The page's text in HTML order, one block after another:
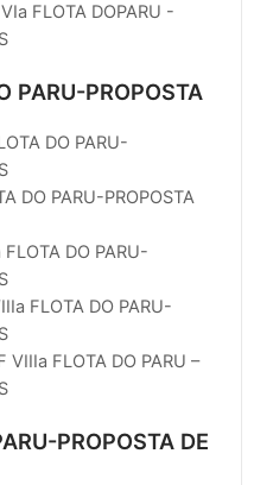
FLOTA DOPARU -
PARU-PROPOSTA
DO PARU-
DO PARU-PROPOSTA
DO PARU-
FLOTA DO PARU-
FLOTA DO PARU –
PROPOSTA DE